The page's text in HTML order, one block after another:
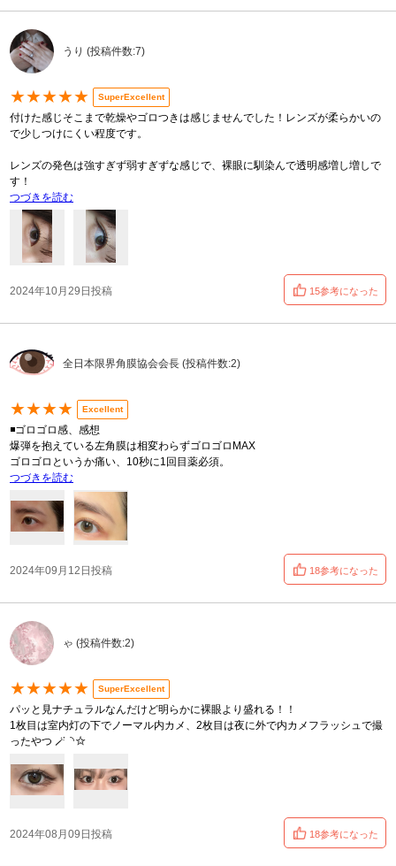
うり (投稿件数:7)
★★★★★ SuperExcellent
付けた感じそこまで乾燥やゴロつきは感じませんでした！レンズが柔らかいの
で少しつけにくい程度です。
レンズの発色は強すぎず弱すぎずな感じで、裸眼に馴染んで透明感増し増しで
す！
つづきを読む
2024年10月29日投稿 15参考になった
全日本限界角膜協会会長 (投稿件数:2)
★★★★ Excellent
◾️ゴロゴロ感、感想
爆弾を抱えている左角膜は相変わらずゴロゴロMAX
ゴロゴロというか痛い、10秒に1回目薬必須。
つづきを読む
2024年09月12日投稿 18参考になった
ゃ (投稿件数:2)
★★★★★ SuperExcellent
パッと見ナチュラルなんだけど明らかに裸眼より盛れる！！
1枚目は室内灯の下でノーマル内カメ、2枚目は夜に外で内カメフラッシュで撮
ったやつ ‪🪄︎︎◝✩
2024年08月09日投稿 18参考になった